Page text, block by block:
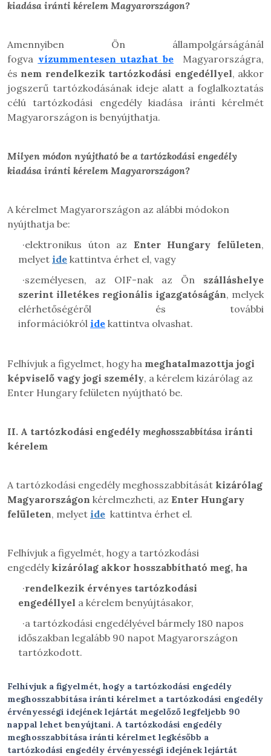
kiadása iránti kérelem Magyarországon?
Amennyiben Ön állampolgárságánál
fogva vízummentesen utazhat be
Magyarországra,
és nem rendelkezik tartózkodási engedéllyel, akkor
jogszerű tartózkodásának ideje alatt a foglalkoztatás
célú tartózkodási engedély kiadása iránti kérelmét
Magyarországon is benyújthatja.
Milyen módon nyújtható be a tartózkodási engedély
kiadása iránti kérelem Magyarországon?
A kérelmet Magyarországon az alábbi módokon
nyújthatja be:
·elektronikus úton az Enter Hungary felületen,
melyet ide kattintva érhet el, vagy
·személyesen, az OIF-nak az Ön szálláshelye
szerint illetékes regionális igazgatóságán, melyek
elérhetőségéről és további
információkról ide kattintva olvashat.
Felhívjuk a figyelmet, hogy ha meghatalmazottja jogi
képviselő vagy jogi személy, a kérelem kizárólag az
Enter Hungary felületen nyújtható be.
II. A tartózkodási engedély meghosszabbítása iránti
kérelem
A tartózkodási engedély meghosszabbítását kizárólag
Magyarországon kérelmezheti, az Enter Hungary
felületen, melyet ide kattintva érhet el.
Felhívjuk a figyelmét, hogy a tartózkodási
engedély kizárólag akkor hosszabbítható meg, ha
·rendelkezik érvényes tartózkodási
engedéllyel a kérelem benyújtásakor,
·a tartózkodási engedélyével bármely 180 napos
időszakban legalább 90 napot Magyarországon
tartózkodott.
Felhívjuk a figyelmét, hogy a tartózkodási engedély
meghosszabbítása iránti kérelmet a tartózkodási engedély
érvényességi idejének lejártát megelőző legfeljebb 90
nappal lehet benyújtani. A tartózkodási engedély
meghosszabbítása iránti kérelmet legkésőbb a
tartózkodási engedély érvényességi idejének lejártát